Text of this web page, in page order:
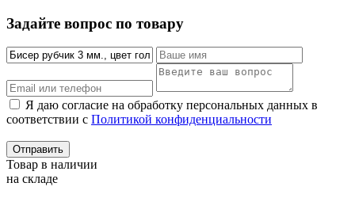
Задайте вопрос по товару
Я даю согласие на обработку персональных данных в
соответствии с Политикой конфиденциальности
Товар в наличии
на складе